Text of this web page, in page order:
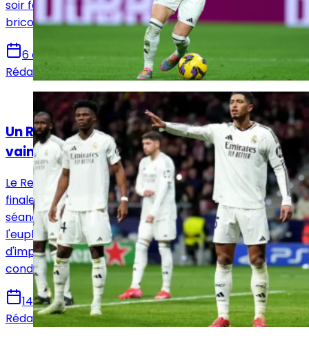
soir face à Arsenal, compte tenu des blessures et du
bricolage imposé au milieu de terrain.
6 avril 2025
Rédaction Le Journal du Real
Actualités
Un Real Madrid sur les rotules, mais
vainqueur quand même
Le Real Madrid a obtenu son passage en quarts de
finale de la Ligue des champions après une éprouvante
séance de tirs au but face à l’Atlético. Cependant, sous
l'euphorie de la victoire, le club madrilène suscite
d'importants doutes concernant sa qualité de jeu et la
condition physique de ses joueurs clés.
14 mars 2025
Rédaction Le Journal du Real